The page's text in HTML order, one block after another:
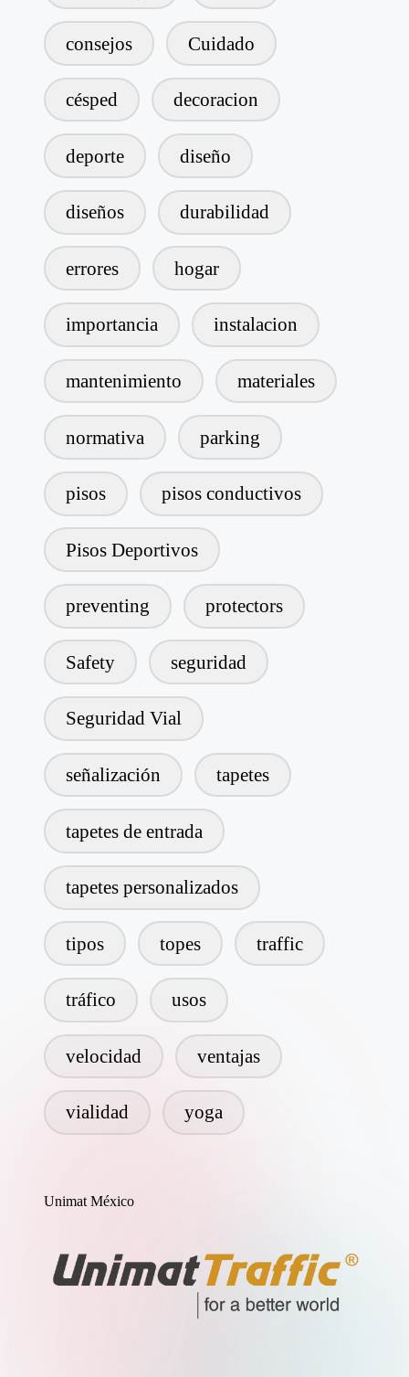
consejos Cuidado
césped decoracion
deporte diseño
diseños durabilidad
errores hogar
importancia instalacion
mantenimiento materiales
normativa parking
pisos pisos conductivos
Pisos Deportivos
preventing protectors
Safety seguridad
Seguridad Vial
señalización tapetes
tapetes de entrada
tapetes personalizados
tipos topes traffic
tráfico usos
velocidad ventajas
vialidad yoga
Unimat México